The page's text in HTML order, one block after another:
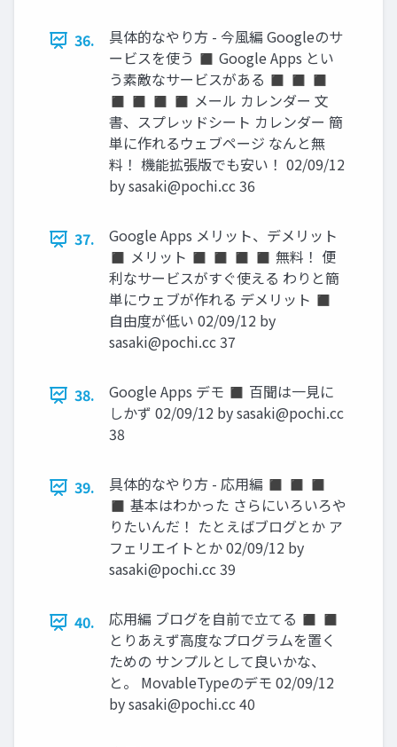
36.
具体的なやり方 - 今風編 Googleのサ
ービスを使う ◼ Google Apps とい
う素敵なサービスがある ◼ ◼ ◼
◼ ◼ ◼ ◼ メール カレンダー 文
書、スプレッドシート カレンダー 簡
単に作れるウェブページ なんと無
料！ 機能拡張版でも安い！ 02/09/12
bysasaki@pochi.cc36
37.
Google Apps メリット、デメリット
◼ メリット ◼ ◼ ◼ ◼ 無料！ 便
利なサービスがすぐ使える わりと簡
単にウェブが作れる デメリット ◼
自由度が低い 02/09/12 by
sasaki@pochi.cc37
38.
Google Apps デモ ◼ 百聞は一見に
しかず 02/09/12 bysasaki@pochi.cc
38
39.
具体的なやり方 - 応用編 ◼ ◼ ◼
◼ 基本はわかった さらにいろいろや
りたいんだ！ たとえばブログとか ア
フェリエイトとか 02/09/12 by
sasaki@pochi.cc39
40.
応用編 ブログを自前で立てる ◼ ◼
とりあえず高度なプログラムを置く
ための サンプルとして良いかな、
と。 MovableTypeのデモ 02/09/12
bysasaki@pochi.cc40